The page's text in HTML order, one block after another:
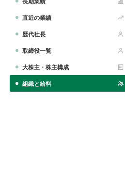
直近の業績
歴代社長
取締役一覧
大株主・株主構成
組織と給料